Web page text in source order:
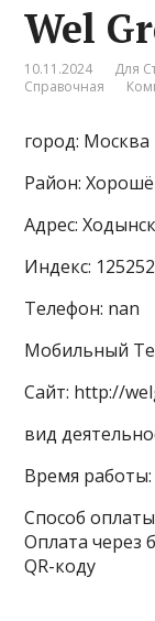
Wel
10.11.2024 Для
Справочная
город: Москва
Район:
Адрес:
Индекс:
Телефон: nan
Мобильный
Сайт: http://
вид
Время работы:
Способ
Оплата через
QR-коду